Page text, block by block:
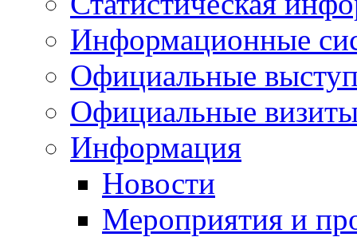
Информационные
Официальные
Официальные
Информация
Новости
Мероприятия и